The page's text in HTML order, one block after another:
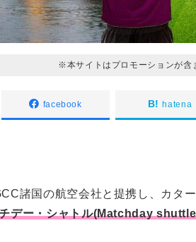
※本サイトはプロモーションが含
facebook hatena
諸国の航空会社と提携し、カタ
デー・シャトル(Matchday